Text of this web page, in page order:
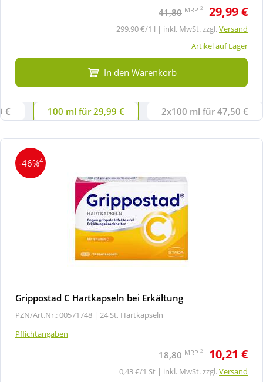
41,80 MRP 2 29,99 €
299,90 €/1 l | inkl. MwSt. zzgl.Versand
Artikel auf Lager
In den Warenkorb
€ 100 ml für 29,99 € 2x100 ml für 47,50 €
-46%4
Grippostad C Hartkapseln bei Erkältung
PZN/Art.Nr.: 00571748 | 24 St, Hartkapseln
Pflichtangaben
18,80 MRP 2 10,21 €
0,43 €/1 St | inkl. MwSt. zzgl.Versand